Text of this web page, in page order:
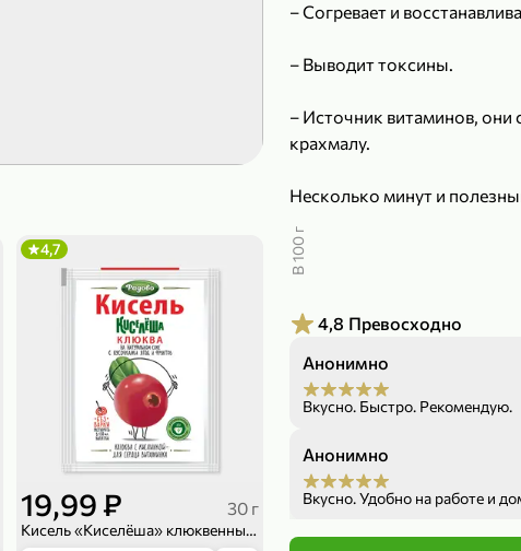
19,99 ₽ 30 г
Кисель «Киселёша» клюквенный, 30 г
4,7
– Согревает и
– Выводит токсины.
– Источник витаминов, они
крахмалу.
Несколько минут и
В 100 г
4,8 Превосходно
Анонимно
Вкусно. Быстро. Рекомендую.
Анонимно
Вкусно. Удобно на работе и
189,99 ₽
150 г
В
4,6